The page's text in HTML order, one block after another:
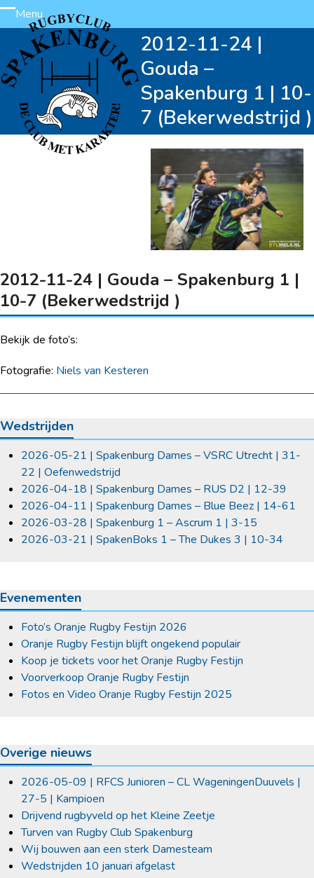
Skip
to
content
Menu
Open
mobile
menu
Close
mobile
menu
2012-11-24 |
Gouda –
Spakenburg 1 | 10-
7 (Bekerwedstrijd )
2012-11-24 | Gouda – Spakenburg 1 |
10-7 (Bekerwedstrijd )
Bekijk de foto’s:
Fotografie: Niels van Kesteren
Wedstrijden
2026-05-21 | Spakenburg Dames – VSRC Utrecht | 31-
22 | Oefenwedstrijd
2026-04-18 | Spakenburg Dames – RUS D2 | 12-39
2026-04-11 | Spakenburg Dames – Blue Beez | 14-61
2026-03-28 | Spakenburg 1 – Ascrum 1 | 3-15
2026-03-21 | SpakenBoks 1 – The Dukes 3 | 10-34
Evenementen
Foto’s Oranje Rugby Festijn 2026
Oranje Rugby Festijn blijft ongekend populair
Koop je tickets voor het Oranje Rugby Festijn
Voorverkoop Oranje Rugby Festijn
Fotos en Video Oranje Rugby Festijn 2025
Overige nieuws
2026-05-09 | RFCS Junioren – CL WageningenDuuvels |
27-5 | Kampioen
Drijvend rugbyveld op het Kleine Zeetje
Turven van Rugby Club Spakenburg
Wij bouwen aan een sterk Damesteam
Wedstrijden 10 januari afgelast